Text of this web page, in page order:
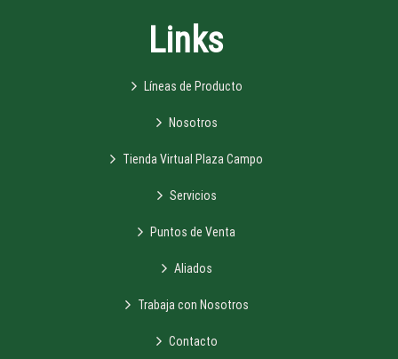
Links
Líneas de Producto
Nosotros
Tienda Virtual Plaza Campo
Servicios
Puntos de Venta
Aliados
Trabaja con Nosotros
Contacto